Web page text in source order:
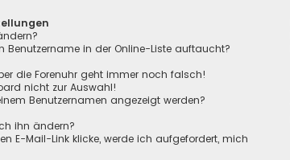
Benutzername in der Online-Liste auftaucht?
die Forenuhr geht immer noch falsch!
nicht zur Auswahl!
Benutzernamen angezeigt werden?
ihn ändern?
E-Mail-Link klicke, werde ich aufgefordert, mich